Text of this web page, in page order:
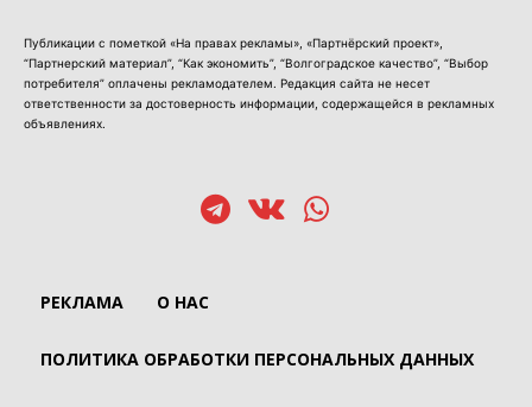
Публикации с пометкой «На правах рекламы», «Партнёрский проект»,
“Партнерский материал”, “Как экономить”, “Волгоградское качество”, “Выбор
потребителя” оплачены рекламодателем. Редакция сайта не несет
ответственности за достоверность информации, содержащейся в рекламных
объявлениях.
РЕКЛАМА О НАС
ПОЛИТИКА ОБРАБОТКИ ПЕРСОНАЛЬНЫХ ДАННЫХ